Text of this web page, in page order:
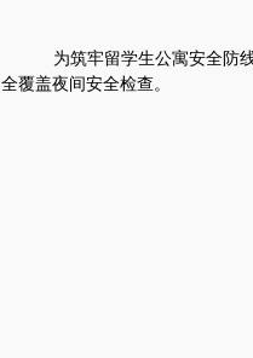
为筑牢留学生公寓安全防
全覆盖夜间安全检查。